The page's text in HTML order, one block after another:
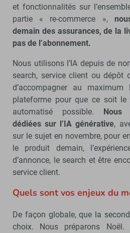
et fonctionnalités sur
partie « re-commerce »,
demain des assurances, de la
pas de l’abonnement.
Nous utilisons l’IA depuis de
search, service client ou dépôt
d’accompagner au
plateforme pour que ce soit
automatisé possible. Nous
dédiées sur l’IA générative,
sur le sujet en novembre, pour
le produit demain,
d’annonce, le search et être
service client.
Quels sont vos enjeux du
De façon globale, que la
choix. Nous préparons Noël.